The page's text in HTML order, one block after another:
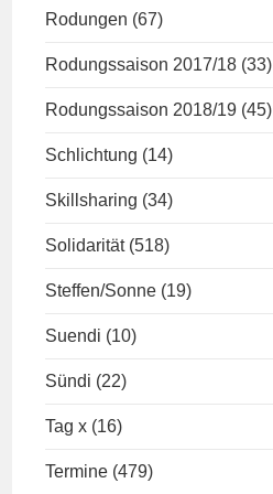
Rodungen (67)
Rodungssaison 2017/18 (33)
Rodungssaison 2018/19 (45)
Schlichtung (14)
Skillsharing (34)
Solidarität (518)
Steffen/Sonne (19)
Suendi (10)
Sündi (22)
Tag x (16)
Termine (479)